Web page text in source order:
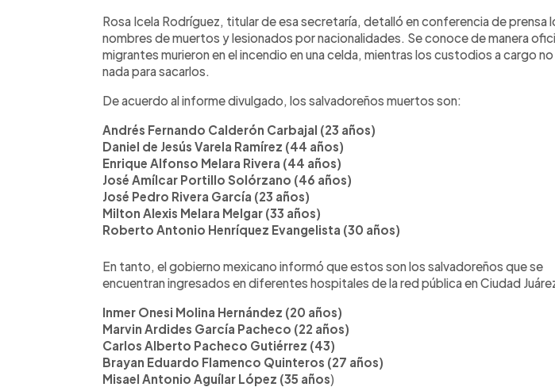
Rosa Icela Rodríguez, titular de esa secretaría, detalló en conferencia de prensa
nombres de muertos y lesionados por nacionalidades. Se conoce de manera
migrantes murieron en el incendio en una celda, mientras los custodios a cargo
nada para sacarlos.
De acuerdo al informe divulgado, los salvadoreños muertos son:
Andrés Fernando Calderón Carbajal (23 años)
Daniel de Jesús Varela Ramírez (44 años)
Enrique Alfonso Melara Rivera (44 años)
José Amílcar Portillo Solórzano (46 años)
José Pedro Rivera García (23 años)
Milton Alexis Melara Melgar (33 años)
Roberto Antonio Henríquez Evangelista (30 años)
En tanto, el gobierno mexicano informó que estos son los salvadoreños que se
encuentran ingresados en diferentes hospitales de la red pública en Ciudad
Inmer Onesi Molina Hernández (20 años)
Marvin Ardides García Pacheco (22 años)
Carlos Alberto Pacheco Gutiérrez (43)
Brayan Eduardo Flamenco Quinteros (27 años)
Misael Antonio Aguílar López (35 años)